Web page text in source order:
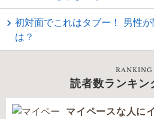
初対面でこれはタブー！ 男性
は？
RANKING
読者数ランキン
マイペースな人に